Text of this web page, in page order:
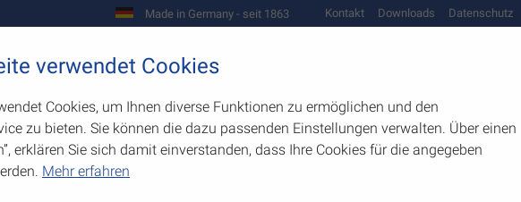
Made in Germany - seit 1863 Kontakt Downloads Datenschutz
Werkzeugbau
verwendet Cookies
Cookies, um Ihnen diverse Funktionen zu ermöglichen und den
zu bieten. Sie können die dazu passenden Einstellungen verwalten. Über einen
erklären Sie sich damit einverstanden, dass Ihre Cookies für die angegeben
Mehr erfahren